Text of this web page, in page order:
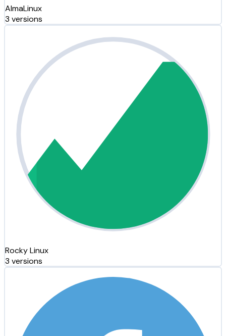
AlmaLinux
3 versions
Rocky Linux
3 versions